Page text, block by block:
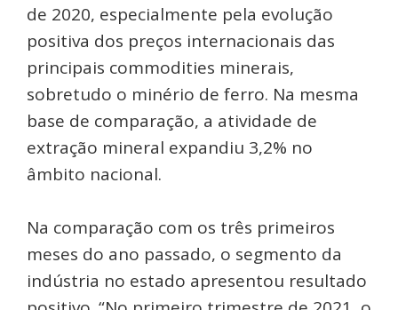
de 2020, especialmente pela evolução
positiva dos preços internacionais das
principais commodities minerais,
sobretudo o minério de ferro. Na mesma
base de comparação, a atividade de
extração mineral expandiu 3,2% no
âmbito nacional.
Na comparação com os três primeiros
meses do ano passado, o segmento da
indústria no estado apresentou resultado